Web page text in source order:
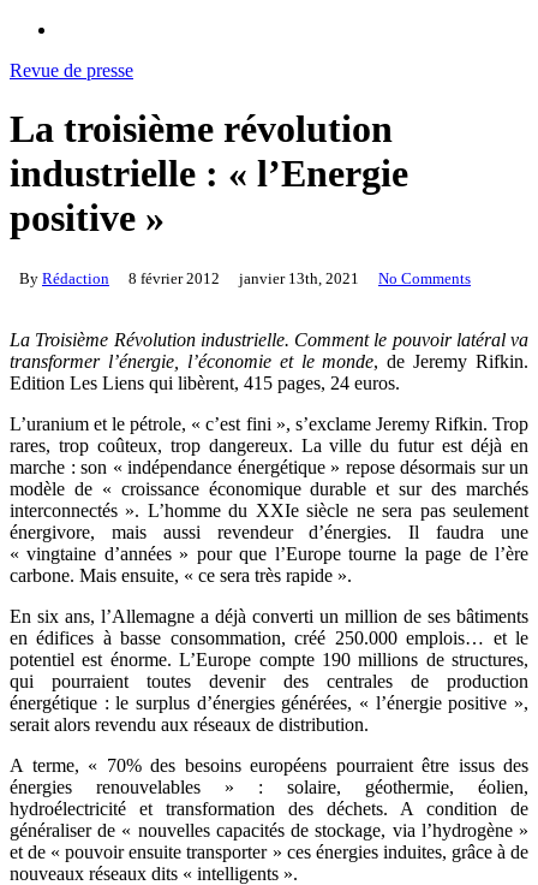
Revue de presse
La troisième révolution
industrielle : « l’Energie
positive »
By Rédaction 8 février 2012 janvier 13th, 2021 No Comments
La Troisième Révolution industrielle. Comment le pouvoir latéral va
transformer l’énergie, l’économie et le monde, de Jeremy Rifkin.
Edition Les Liens qui libèrent, 415 pages, 24 euros.
L’uranium et le pétrole, « c’est fini », s’exclame Jeremy Rifkin. Trop
rares, trop coûteux, trop dangereux. La ville du futur est déjà en
marche : son « indépendance énergétique » repose désormais sur un
modèle de « croissance économique durable et sur des marchés
interconnectés ». L’homme du XXIe siècle ne sera pas seulement
énergivore, mais aussi revendeur d’énergies. Il faudra une
« vingtaine d’années » pour que l’Europe tourne la page de l’ère
carbone. Mais ensuite, « ce sera très rapide ».
En six ans, l’Allemagne a déjà converti un million de ses bâtiments
en édifices à basse consommation, créé 250.000 emplois… et le
potentiel est énorme. L’Europe compte 190 millions de structures,
qui pourraient toutes devenir des centrales de production
énergétique : le surplus d’énergies générées, « l’énergie positive »,
serait alors revendu aux réseaux de distribution.
A terme, « 70% des besoins européens pourraient être issus des
énergies renouvelables » : solaire, géothermie, éolien,
hydroélectricité et transformation des déchets. A condition de
généraliser de « nouvelles capacités de stockage, via l’hydrogène »
et de « pouvoir ensuite transporter » ces énergies induites, grâce à de
nouveaux réseaux dits « intelligents ».